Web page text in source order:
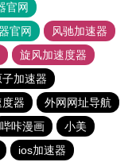
官网
官网
风驰加速器
旋风加速度器
子加速器
器
外网网址导航
哔咔漫画
小美
ios加速器